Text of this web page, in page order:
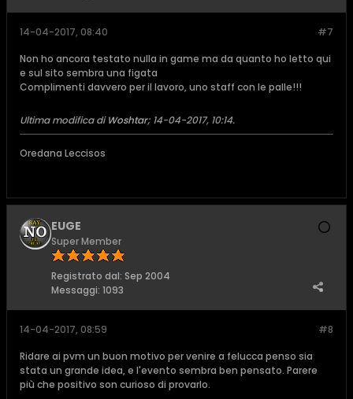
#7
14-04-2017, 08:40
Non ho ancora testato nulla in game ma da quanto ho letto qui
e sul sito sembra una figata
Complimenti davvero per il lavoro, uno staff con le palle!!!
Ultima modifica diWoshtar; 14-04-2017, 10:14.
Oredana Leccisos
EUGE
Super Member
Registrato dal: Sep 2004
Messaggi: 1093
#8
14-04-2017, 08:59
Ridare ai pvm un buon motivo per venire a felucca penso sia
stata un grande idea, e l'evento sembra ben pensato. Parere
più che positivo son curioso di provarlo.